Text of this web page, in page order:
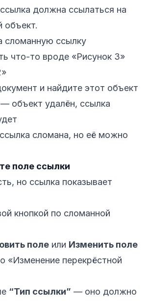
должна ссылаться на
объект.
сломанную ссылку
что-то вроде «Рисунок 3»
и найдите этот объект
объект удалён, ссылка
сломана, но её можно
поле ссылки
но ссылка показывает
кнопкой по сломанной
поле или Изменить поле
«Изменение перекрёстной
“Тип ссылки” — оно должно